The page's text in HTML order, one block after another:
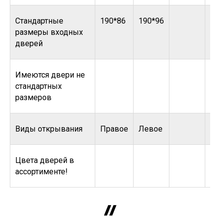
Стандартные
размеры входных
дверей
190*86 190*96
Имеются двери не
стандартных
размеров
Виды открывания Правое Левое
Цвета дверей в
ассортименте!